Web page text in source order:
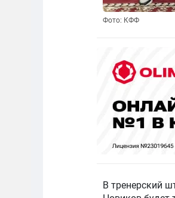
Фото: КФФ
В тренерский